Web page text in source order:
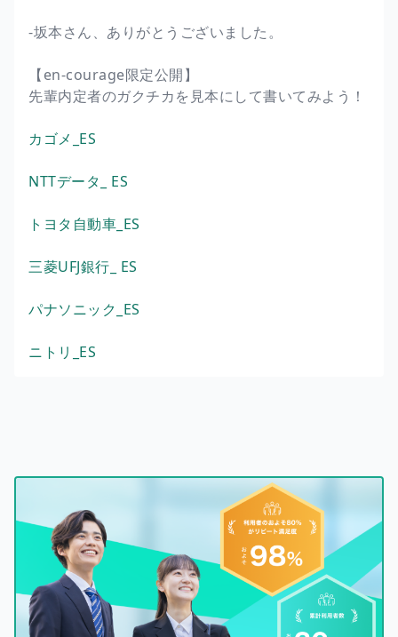
-坂本さん、ありがとうございました。
【en-courage限定公開】
先輩内定者のガクチカを見本にして書いてみよう！
カゴメ_ES
NTTデータ_ ES
トヨタ自動車_ES
三菱UFJ銀行_ ES
パナソニック_ES
ニトリ_ES